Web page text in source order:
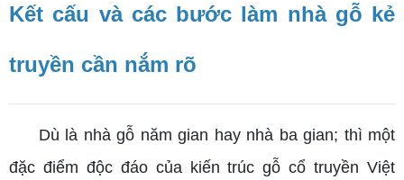
Kết cấu và các bước làm nhà gỗ kẻ
truyền cần nắm rõ
Dù là nhà gỗ năm gian hay nhà ba gian; thì một
đặc điểm độc đáo của kiến trúc gỗ cổ truyền Việt